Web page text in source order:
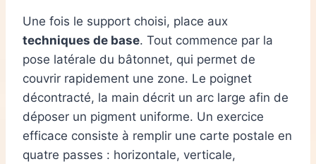
Une fois le support choisi, place aux
techniques de base. Tout commence par la
pose latérale du bâtonnet, qui permet de
couvrir rapidement une zone. Le poignet
décontracté, la main décrit un arc large afin de
déposer un pigment uniforme. Un exercice
efficace consiste à remplir une carte postale en
quatre passes : horizontale, verticale,